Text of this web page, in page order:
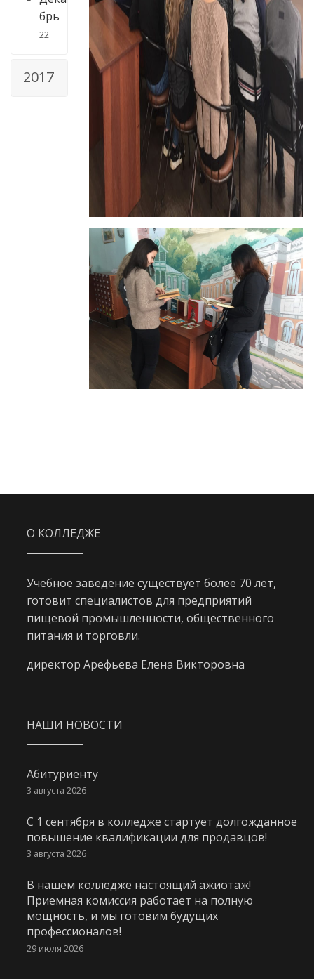
брь
22
2017
О КОЛЛЕДЖЕ
Учебное заведение существует более 70 лет,
готовит специалистов для предприятий
пищевой промышленности, общественного
питания и торговли.
директор Арефьева Елена Викторовна
НАШИ НОВОСТИ
Абитуриенту
3 августа 2026
С 1 сентября в колледже стартует долгожданное
повышение квалификации для продавцов!
3 августа 2026
В нашем колледже настоящий ажиотаж!
Приемная комиссия работает на полную
мощность, и мы готовим будущих
профессионалов!
29 июля 2026